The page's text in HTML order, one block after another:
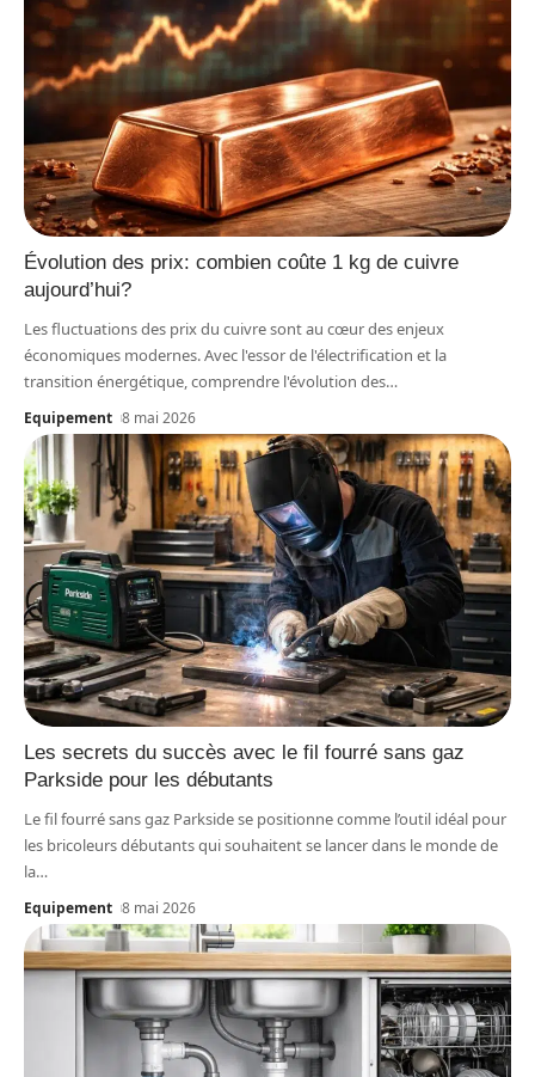
Évolution des prix: combien coûte 1 kg de cuivre
aujourd’hui?
Les fluctuations des prix du cuivre sont au cœur des enjeux
économiques modernes. Avec l'essor de l'électrification et la
transition énergétique, comprendre l'évolution des…
Equipement 8 mai 2026
Les secrets du succès avec le fil fourré sans gaz
Parkside pour les débutants
Le fil fourré sans gaz Parkside se positionne comme l’outil idéal pour
les bricoleurs débutants qui souhaitent se lancer dans le monde de
la…
Equipement 8 mai 2026